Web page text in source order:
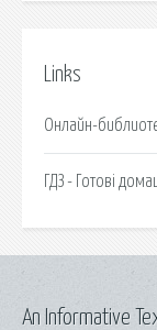
Links
Онлайн-
ГДЗ - Готові
An Informative